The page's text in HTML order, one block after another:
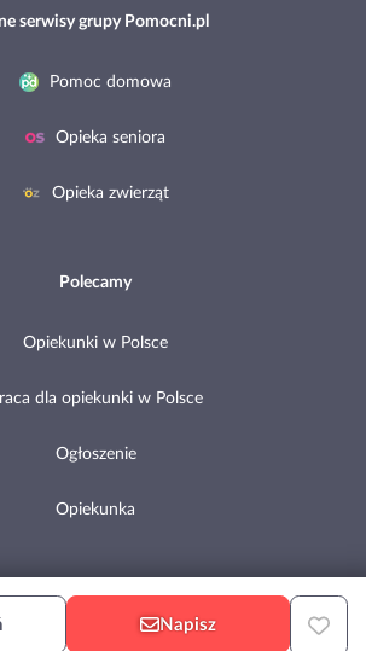
Napisz
serwisy grupy Pomocni.pl
Pomoc domowa
Opieka seniora
Opieka zwierząt
Polecamy
Opiekunki w Polsce
dla opiekunki w Polsce
Ogłoszenie
Opiekunka
© 2002-2026 Pomocni.pl